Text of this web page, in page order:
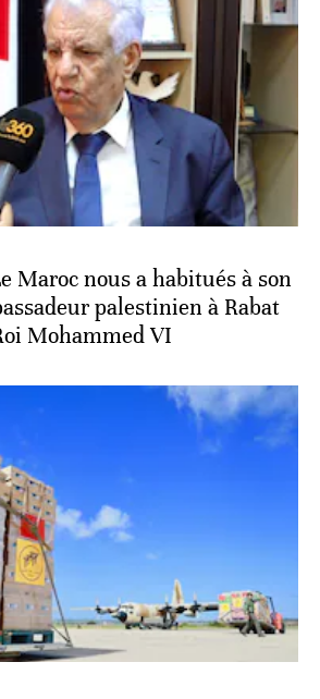
Maroc nous a habitués à son
palestinien à Rabat
Mohammed VI